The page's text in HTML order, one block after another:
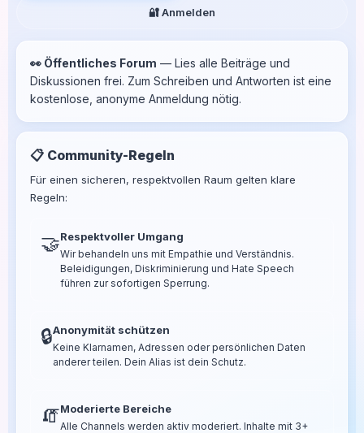
🔐 Anmelden
👀 Öffentliches Forum — Lies alle Beiträge und
Diskussionen frei. Zum Schreiben und Antworten ist eine
kostenlose, anonyme Anmeldung nötig.
📋 Community-Regeln
Für einen sicheren, respektvollen Raum gelten klare
Regeln:
🤝Respektvoller Umgang
Wir behandeln uns mit Empathie und Verständnis.
Beleidigungen, Diskriminierung und Hate Speech
führen zur sofortigen Sperrung.
🔒Anonymität schützen
Keine Klarnamen, Adressen oder persönlichen Daten
anderer teilen. Dein Alias ist dein Schutz.
🧯Moderierte Bereiche
Alle Channels werden aktiv moderiert. Inhalte mit 3+